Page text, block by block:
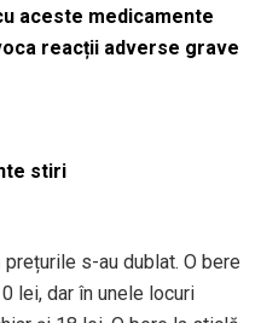
aceste medicamente
reacții adverse grave
stiri
s-au dublat. O bere
lei, dar în unele locuri